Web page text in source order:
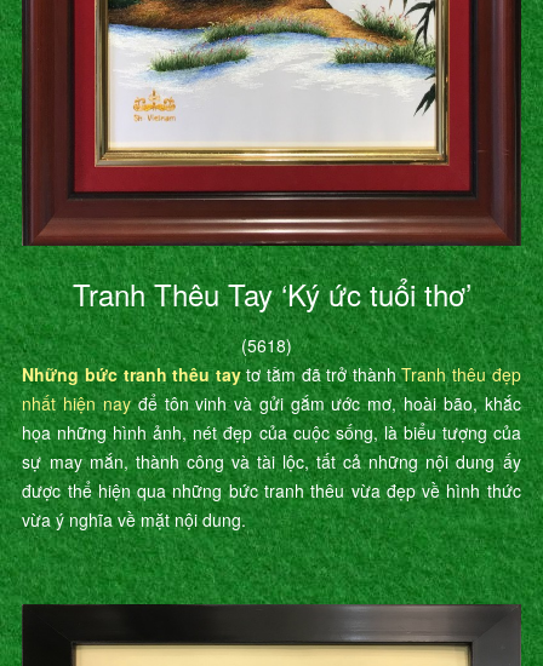
Tranh Thêu Tay ‘Ký ức tuổi thơ’
(5618)
Những bức tranh thêu taytơ tằm đã trở thànhTranh thêu đẹp
nhất hiện nayđể tôn vinh và gửi gắm ước mơ, hoài bão, khắc
họa những hình ảnh, nét đẹp của cuộc sống, là biểu tượng của
sự may mắn, thành công và tài lộc, tất cả những nội dung ấy
được thể hiện qua những bức tranh thêu vừa đẹp về hình thức
vừa ý nghĩa về mặt nội dung.